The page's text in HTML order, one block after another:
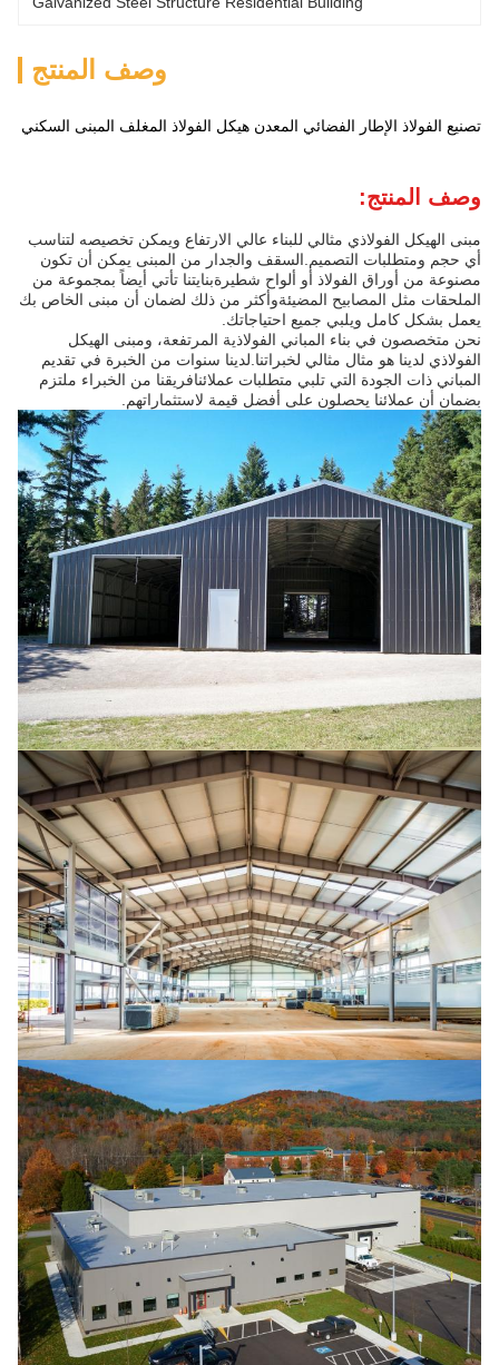
وصف المنتج
تصنيع الفولاذ الإطار الفضائي المعدن هيكل الفولاذ المغلف المبنى السكني
وصف المنتج:
مبنى الهيكل الفولاذي مثالي للبناء عالي الارتفاع ويمكن تخصيصه لتناسب
أي حجم ومتطلبات التصميم.السقف والجدار من المبنى يمكن أن تكون
مصنوعة من أوراق الفولاذ أو ألواح شطيرةبنايتنا تأتي أيضاً بمجموعة من
الملحقات مثل المصابيح المضيئةوأكثر من ذلك لضمان أن مبنى الخاص بك
يعمل بشكل كامل ويلبي جميع احتياجاتك.
نحن متخصصون في بناء المباني الفولاذية المرتفعة، ومبنى الهيكل
الفولاذي لدينا هو مثال مثالي لخبراتنا.لدينا سنوات من الخبرة في تقديم
المباني ذات الجودة التي تلبي متطلبات عملائنافريقنا من الخبراء ملتزم
بضمان أن عملائنا يحصلون على أفضل قيمة لاستثماراتهم.